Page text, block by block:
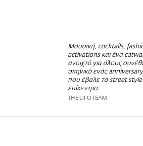
Μουσική, cocktails,
activations και ένα
ανοιχτό για όλους
σκηνικό ενός
που έβαλε το street style
επίκεντρο.
THE LIFO TEAM